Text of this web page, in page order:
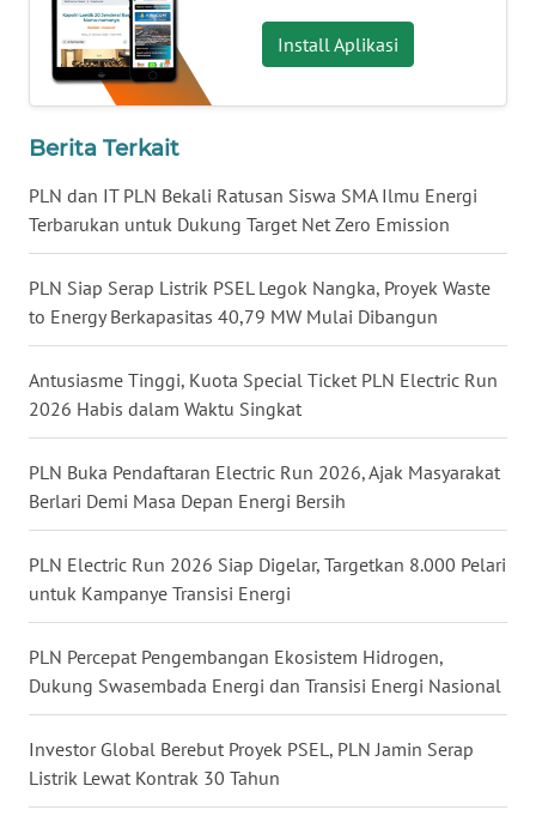
Install Aplikasi
Berita Terkait
PLN dan IT PLN Bekali Ratusan Siswa SMA Ilmu Energi
Terbarukan untuk Dukung Target Net Zero Emission
PLN Siap Serap Listrik PSEL Legok Nangka, Proyek Waste
to Energy Berkapasitas 40,79 MW Mulai Dibangun
Antusiasme Tinggi, Kuota Special Ticket PLN Electric Run
2026 Habis dalam Waktu Singkat
PLN Buka Pendaftaran Electric Run 2026, Ajak Masyarakat
Berlari Demi Masa Depan Energi Bersih
PLN Electric Run 2026 Siap Digelar, Targetkan 8.000 Pelari
untuk Kampanye Transisi Energi
PLN Percepat Pengembangan Ekosistem Hidrogen,
Dukung Swasembada Energi dan Transisi Energi Nasional
Investor Global Berebut Proyek PSEL, PLN Jamin Serap
Listrik Lewat Kontrak 30 Tahun
WN
NUSANTARA
JOGJA
WN
JATIM
WN
BALI
WN
KALBAR
WN
KALTENG
WN
KALTARA
WN
KALSEL
WN